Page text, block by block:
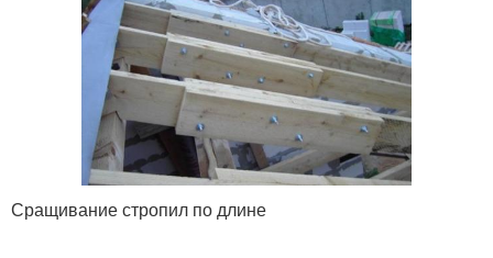
Сращивание стропил по длине